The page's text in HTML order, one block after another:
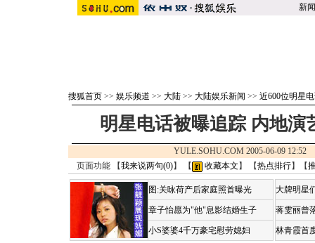
新闻
搜狐首页 >> 娱乐频道 >> 大陆 >> 大陆娱乐新闻 >> 近600位明星
明星电话被曝追踪 内地演
YULE.SOHU.COM 2005-06-09
页面功能 【我来说两句(0)】 【 收藏本文 】 【热点排行】【
图:关咏荷产后家庭照首曝光
章子怡愿为"他"息影结婚生子
小S婆婆4千万豪宅慰劳媳妇
大牌明星
蒋雯丽曾
林青霞首